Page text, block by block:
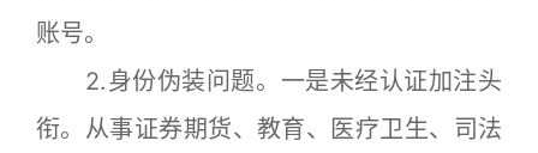
账号。
2.身份伪装问题。一是未经认证加注头
衔。从事证券期货、教育、医疗卫生、司法